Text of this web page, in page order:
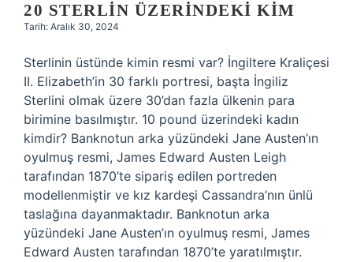
20 STERLIN ÜZERINDEKI KIM
Tarih: Aralık 30, 2024
Sterlinin üstünde kimin resmi var? İngiltere Kraliçesi
II. Elizabeth’in 30 farklı portresi, başta İngiliz
Sterlini olmak üzere 30’dan fazla ülkenin para
birimine basılmıştır. 10 pound üzerindeki kadın
kimdir? Banknotun arka yüzündeki Jane Austen’ın
oyulmuş resmi, James Edward Austen Leigh
tarafından 1870’te sipariş edilen portreden
modellenmiştir ve kız kardeşi Cassandra’nın ünlü
taslağına dayanmaktadır. Banknotun arka
yüzündeki Jane Austen’ın oyulmuş resmi, James
Edward Austen tarafından 1870’te yaratılmıştır.